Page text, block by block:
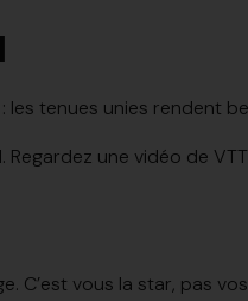
tenues unies rendent
une vidéo de
vous la star, pas